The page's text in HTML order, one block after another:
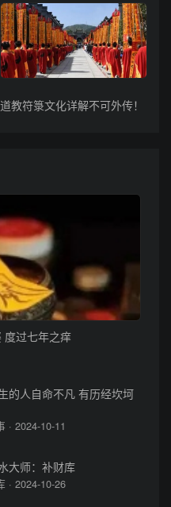
道教符箓文化详解不可外传！
度过七年之痒
的人自命不凡 有历经坎坷
· 2024-10-11
大师：补财库
· 2024-10-26